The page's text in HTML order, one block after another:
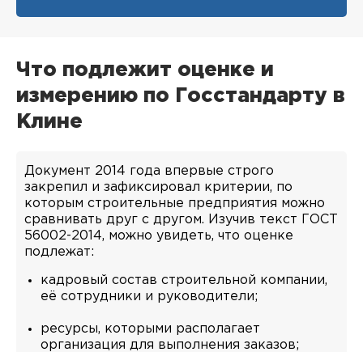
Что подлежит оценке и
измерению по Госстандарту в
Клине
Документ 2014 года впервые строго
закрепил и зафиксировал критерии, по
которым строительные предприятия можно
сравнивать друг с другом. Изучив текст ГОСТ
56002-2014, можно увидеть, что оценке
подлежат:
кадровый состав строительной компании,
её сотрудники и руководители;
ресурсы, которыми располагает
организация для выполнения заказов;